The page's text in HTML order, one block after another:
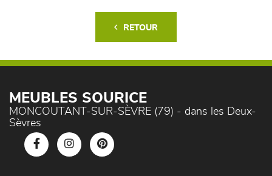
RETOUR
MEUBLES SOURICE
MONCOUTANT-SUR-SÈVRE (79) - dans les Deux-
Sèvres